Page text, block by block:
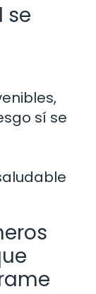
se
sí se